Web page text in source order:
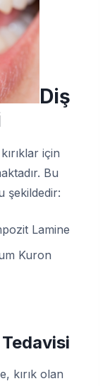
Diş
için
Bu
şekildedir:
Lamine
Kuron
kırık olan